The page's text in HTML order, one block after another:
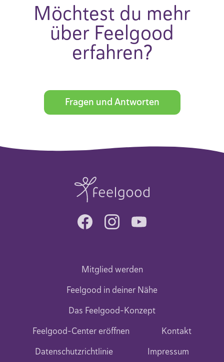
Möchtest du mehr
über Feelgood
erfahren?
Fragen und Antworten
Mitglied werden
Feelgood in deiner Nähe
Das Feelgood-Konzept
Feelgood-Center eröffnen
Kontakt
Datenschutzrichtlinie
Impressum